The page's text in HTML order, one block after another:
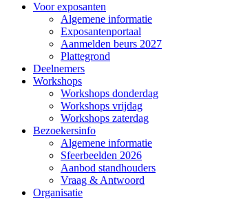
Voor exposanten
Algemene informatie
Exposantenportaal
Aanmelden beurs 2027
Plattegrond
Deelnemers
Workshops
Workshops donderdag
Workshops vrijdag
Workshops zaterdag
Bezoekersinfo
Algemene informatie
Sfeerbeelden 2026
Aanbod standhouders
Vraag & Antwoord
Organisatie